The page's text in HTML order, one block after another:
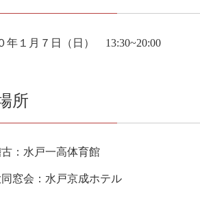
年１月７日（日） 13:30~20:00
所
：水戸一高体育館
同窓会：水戸京成ホテル